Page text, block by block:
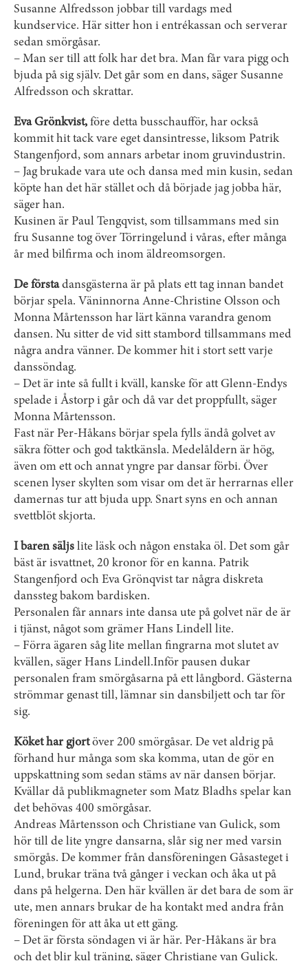
Susanne Alfredsson jobbar till vardags med
kundservice. Här sitter hon i entrékassan och serverar
sedan smörgåsar.
– Man ser till att folk har det bra. Man får vara pigg och
bjuda på sig själv. Det går som en dans, säger Susanne
Alfredsson och skrattar.
Eva Grönkvist, före detta busschaufför, har också
kommit hit tack vare eget dansintresse, liksom Patrik
Stangenfjord, som annars arbetar inom gruvindustrin.
– Jag brukade vara ute och dansa med min kusin, sedan
köpte han det här stället och då började jag jobba här,
säger han.
Kusinen är Paul Tengqvist, som tillsammans med sin
fru Susanne tog över Törringelund i våras, efter många
år med bilfirma och inom äldreomsorgen.
De förstadansgästerna är på plats ett tag innan bandet
börjar spela. Väninnorna Anne-Christine Olsson och
Monna Mårtensson har lärt känna varandra genom
dansen. Nu sitter de vid sitt stambord tillsammans med
några andra vänner. De kommer hit i stort sett varje
danssöndag.
– Det är inte så fullt i kväll, kanske för att Glenn-Endys
spelade i Åstorp i går och då var det proppfullt, säger
Monna Mårtensson.
Fast när Per-Håkans börjar spela fylls ändå golvet av
säkra fötter och god taktkänsla. Medelåldern är hög,
även om ett och annat yngre par dansar förbi. Över
scenen lyser skylten som visar om det är herrarnas eller
damernas tur att bjuda upp. Snart syns en och annan
svettblöt skjorta.
I baren säljs lite läsk och någon enstaka öl. Det som går
bäst är isvattnet, 20 kronor för en kanna. Patrik
Stangenfjord och Eva Grönqvist tar några diskreta
danssteg bakom bardisken.
Personalen får annars inte dansa ute på golvet när de är
i tjänst, något som grämer Hans Lindell lite.
– Förra ägaren såg lite mellan fingrarna mot slutet av
kvällen, säger Hans Lindell.Inför pausen dukar
personalen fram smörgåsarna på ett långbord. Gästerna
strömmar genast till, lämnar sin dansbiljett och tar för
sig.
Köket har gjortöver 200 smörgåsar. De vet aldrig på
förhand hur många som ska komma, utan de gör en
uppskattning som sedan stäms av när dansen börjar.
Kvällar då publikmagneter som Matz Bladhs spelar kan
det behövas 400 smörgåsar.
Andreas Mårtensson och Christiane van Gulick, som
hör till de lite yngre dansarna, slår sig ner med varsin
smörgås. De kommer från dansföreningen Gåsasteget i
Lund, brukar träna två gånger i veckan och åka ut på
dans på helgerna. Den här kvällen är det bara de som är
ute, men annars brukar de ha kontakt med andra från
föreningen för att åka ut ett gäng.
– Det är första söndagen vi är här. Per-Håkans är bra
och det blir kul träning, säger Christiane van Gulick.